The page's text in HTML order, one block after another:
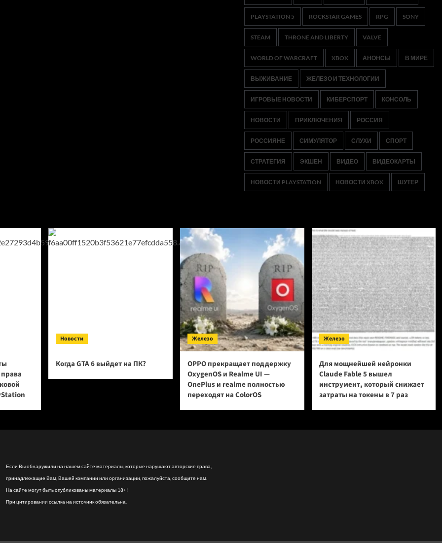
PLAYSTATION 5 ROCKSTAR GAMES RPG SONY
STEAM THRONE AND LIBERTY VALVE
WORLD OF WARCRAFT XBOX АНОНСЫ В МИРЕ
ВЫЖИВАНИЕ ЖЕЛЕЗО И ТЕХНОЛОГИИ
ИГРОВЫЕ НОВОСТИ КИБЕРСПОРТ КОНСОЛЬ
НОВОСТИ ПРИКЛЮЧЕНИЯ РОССИЯ
РОССИЯНЕ СИМУЛЯТОР СЛУХИ СПОРТ
СТРАТЕГИЯ ЭКШЕН ВИДЕО ВИДЕОКАРТЫ
НОВОСТИ PLAYSTATION НОВОСТИ XBOX ШУТЕР
Новости
Когда GTA 6 выйдет на ПК?
Железо
OPPO прекращает поддержку
OxygenOS и Realme UI —
OnePlus и realme полностью
переходят на ColorOS
Железо
Для мощнейшей нейронки
Claude Fable 5 вышел
инструмент, который снижает
затраты на токены в 7 раз
Если Вы обнаружили на нашем сайте материалы, которые нарушают авторские права,
принадлежащие Вам, Вашей компании или организации, пожалуйста, сообщите нам.
На сайте могут быть опубликованы материалы 18+!
При цитировании ссылка на источник обязательна.